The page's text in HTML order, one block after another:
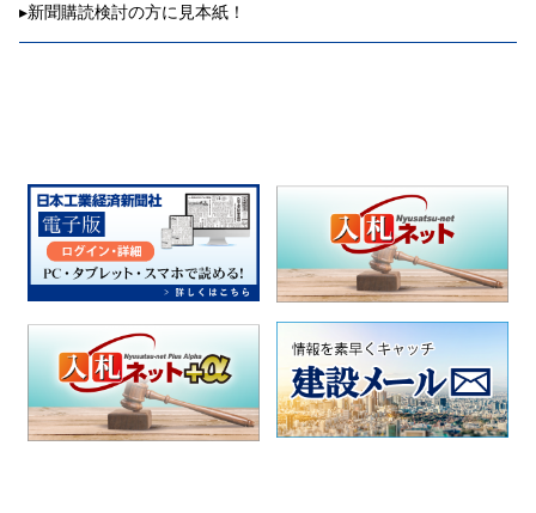
▸新聞購読検討の方に見本紙！